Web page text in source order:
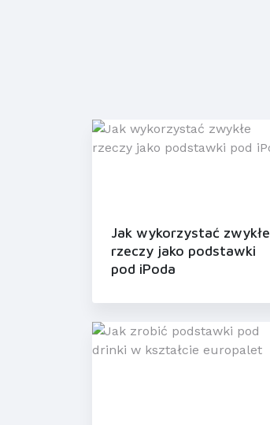
Jak wykorzystać zwykłe
rzeczy jako podstawki
pod iPoda